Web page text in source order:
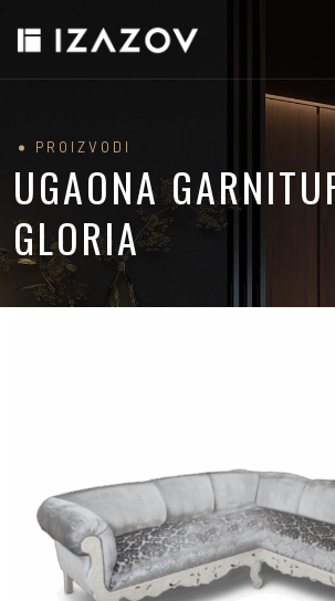
PROIZVODI
UGAONA
GLORIA